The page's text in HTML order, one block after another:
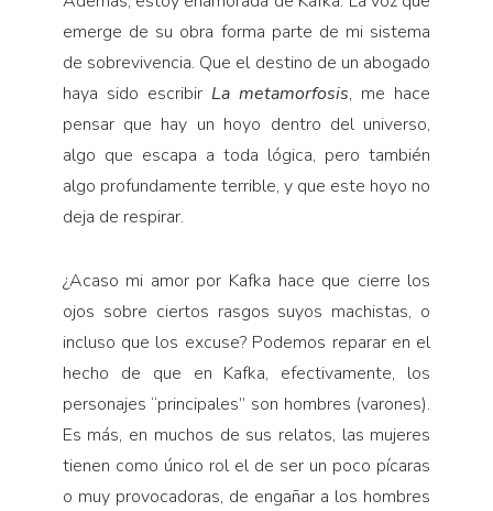
emerge de su obra forma parte de mi sistema
de sobrevivencia. Que el destino de un abogado
haya sido escribir La metamorfosis, me hace
pensar que hay un hoyo dentro del universo,
algo que escapa a toda lógica, pero también
algo profundamente terrible, y que este hoyo no
deja de respirar.
¿Acaso mi amor por Kafka hace que cierre los
ojos sobre ciertos rasgos suyos machistas, o
incluso que los excuse? Podemos reparar en el
hecho de que en Kafka, efectivamente, los
personajes “principales” son hombres (varones).
Es más, en muchos de sus relatos, las mujeres
tienen como único rol el de ser un poco pícaras
o muy provocadoras, de engañar a los hombres